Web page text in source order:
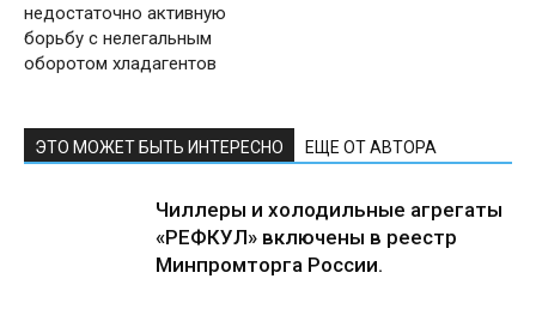
недостаточно активную
борьбу с нелегальным
оборотом хладагентов
ЭТО МОЖЕТ БЫТЬ ИНТЕРЕСНО ЕЩЕ ОТ АВТОРА
Чиллеры и холодильные агрегаты
«РЕФКУЛ» включены в реестр
Минпромторга России.